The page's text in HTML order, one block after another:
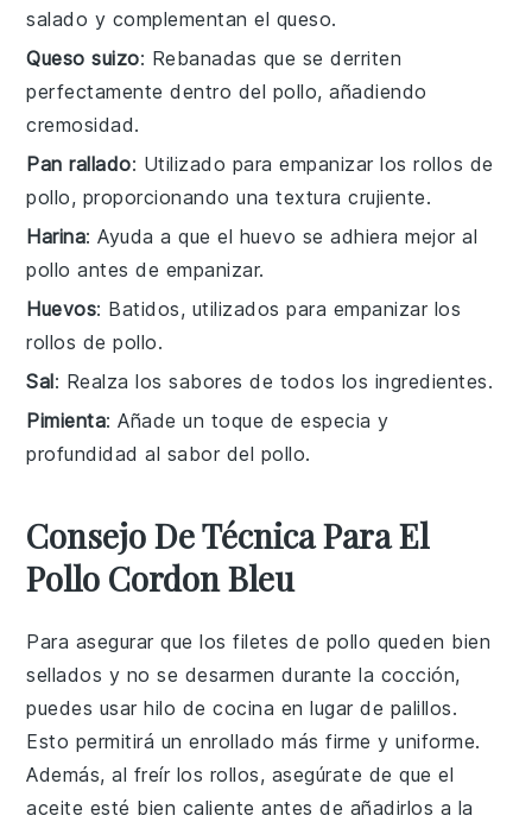
salado y complementan el queso.
Queso suizo: Rebanadas que se derriten
perfectamente dentro del pollo, añadiendo
cremosidad.
Pan rallado: Utilizado para empanizar los rollos de
pollo, proporcionando una textura crujiente.
Harina: Ayuda a que el huevo se adhiera mejor al
pollo antes de empanizar.
Huevos: Batidos, utilizados para empanizar los
rollos de pollo.
Sal: Realza los sabores de todos los ingredientes.
Pimienta: Añade un toque de especia y
profundidad al sabor del pollo.
Consejo De Técnica Para El
Pollo Cordon Bleu
Para asegurar que losfiletes de pollo queden bien
sellados y no se desarmen durante la cocción,
puedes usar hilo de cocina en lugar de palillos.
Esto permitirá un enrollado más firme y uniforme.
Además, al freír los rollos, asegúrate de que el
aceite esté bien caliente antes de añadirlos a la